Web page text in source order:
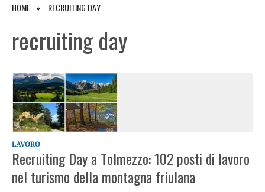
HOME RECRUITING DAY
recruiting day
LAVORO
Recruiting Day a Tolmezzo: 102 posti di lavoro
nel turismo della montagna friulana